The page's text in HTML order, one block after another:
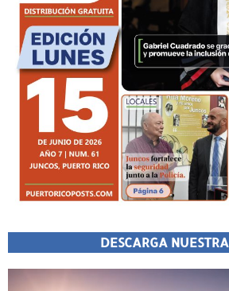
DESCARGA